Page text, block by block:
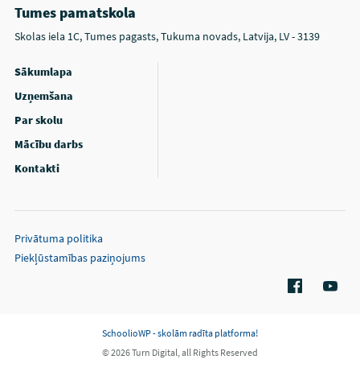
Tumes pamatskola
Skolas iela 1C, Tumes pagasts, Tukuma novads, Latvija, LV - 3139
Sākumlapa
Uzņemšana
Par skolu
Mācību darbs
Kontakti
Privātuma politika
Piekļūstamības paziņojums
SchoolioWP - skolām radīta platforma!
© 2026 Turn Digital, all Rights Reserved